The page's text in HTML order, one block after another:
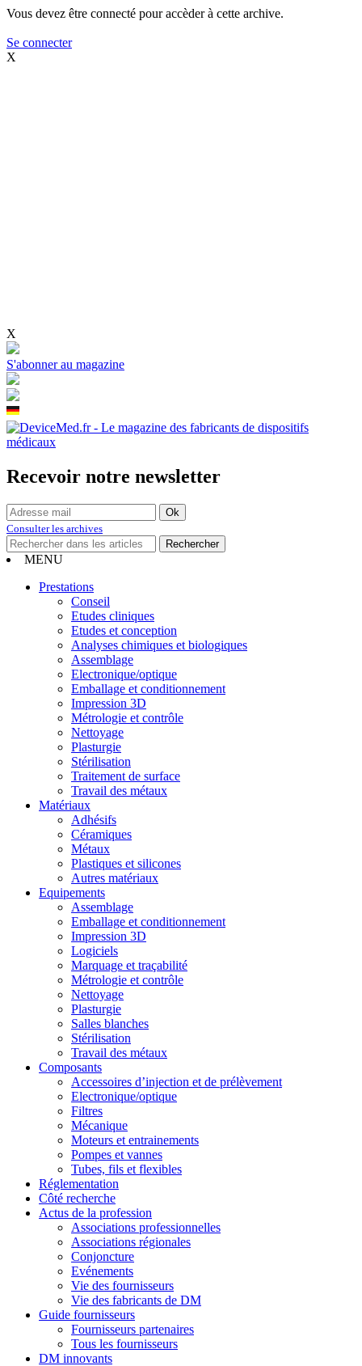
Vous devez être connecté pour accèder à cette archive.
Se connecter
X
X
S'abonner au magazine
Recevoir notre newsletter
Consulter les archives
MENU
Prestations
Conseil
Etudes cliniques
Etudes et conception
Analyses chimiques et biologiques
Assemblage
Electronique/optique
Emballage et conditionnement
Impression 3D
Métrologie et contrôle
Nettoyage
Plasturgie
Stérilisation
Traitement de surface
Travail des métaux
Matériaux
Adhésifs
Céramiques
Métaux
Plastiques et silicones
Autres matériaux
Equipements
Assemblage
Emballage et conditionnement
Impression 3D
Logiciels
Marquage et traçabilité
Métrologie et contrôle
Nettoyage
Plasturgie
Salles blanches
Stérilisation
Travail des métaux
Composants
Accessoires d’injection et de prélèvement
Electronique/optique
Filtres
Mécanique
Moteurs et entrainements
Pompes et vannes
Tubes, fils et flexibles
Réglementation
Côté recherche
Actus de la profession
Associations professionnelles
Associations régionales
Conjoncture
Evénements
Vie des fournisseurs
Vie des fabricants de DM
Guide fournisseurs
Fournisseurs partenaires
Tous les fournisseurs
DM innovants